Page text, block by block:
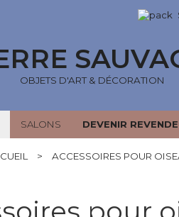
OBJETS D'ART & DÉCORATION
SALONS DEVENIR
> ACCESSOIRES POUR